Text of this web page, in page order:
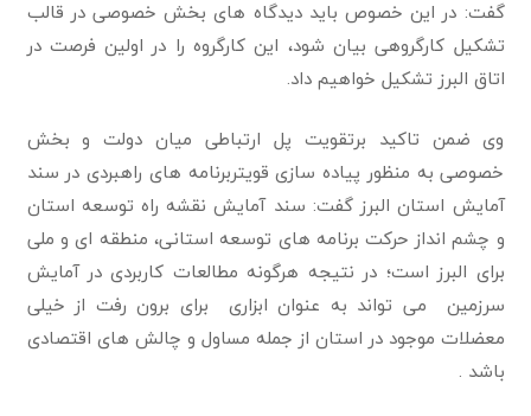
گفت: در این خصوص باید دیدگاه های بخش خصوصی در قالب
تشکیل کارگروهی بیان شود، این کارگروه را در اولین فرصت در
اتاق البرز تشکیل خواهیم داد.
وی ضمن تاکید برتقویت پل ارتباطی میان دولت و بخش
خصوصی به منظور پیاده سازی قویتربرنامه های راهبردی در سند
آمایش استان البرز گفت: سند آمایش نقشه راه توسعه استان
و چشم انداز حرکت برنامه های توسعه استانی، منطقه ای و ملی
برای البرز است؛ در نتیجه هرگونه مطالعات کاربردی در آمایش
سرزمین می تواند به عنوان ابزاری برای برون رفت از خیلی
معضلات موجود در استان از جمله مساول و چالش های اقتصادی
باشد .